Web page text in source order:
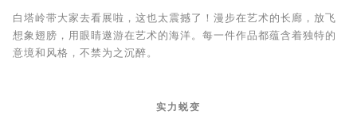
白塔岭带大家去看展啦，这也太震撼了！漫步在艺术的长廊，放飞
想象翅膀，用眼睛遨游在艺术的海洋。每一件作品都蕴含着独特的
意境和风格，不禁为之沉醉。
实力蜕变